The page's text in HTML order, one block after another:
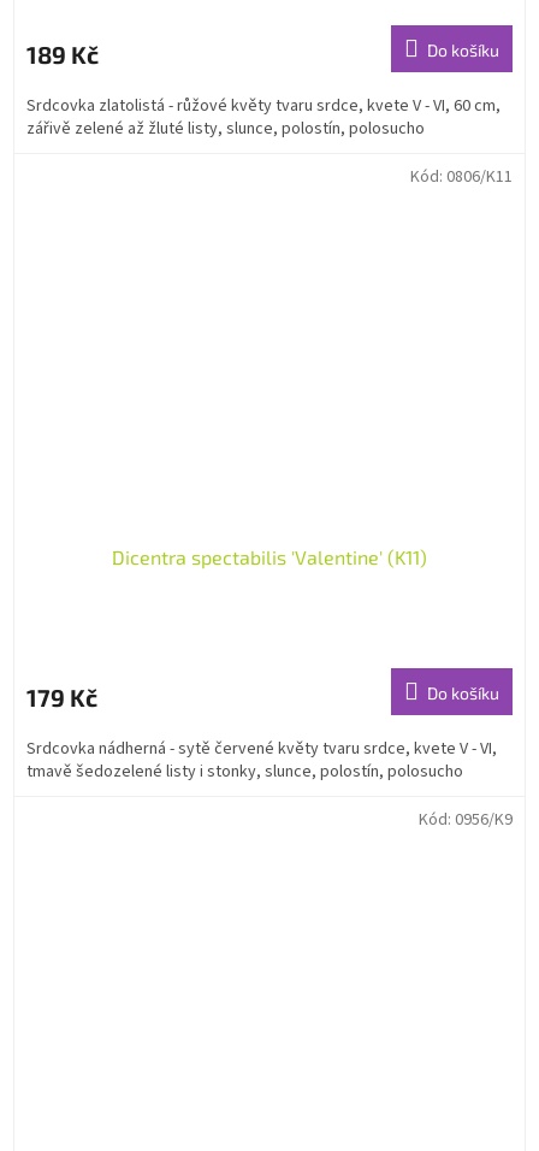
189 Kč Do košíku
Srdcovka zlatolistá - růžové květy tvaru srdce, kvete V - VI, 60 cm,
zářivě zelené až žluté listy, slunce, polostín, polosucho
Dicentra spectabilis 'Valentine' (K11)
179 Kč Do košíku
Srdcovka nádherná - sytě červené květy tvaru srdce, kvete V - VI,
tmavě šedozelené listy i stonky, slunce, polostín, polosucho
Kód: 0806/K11
Kód: 0956/K9